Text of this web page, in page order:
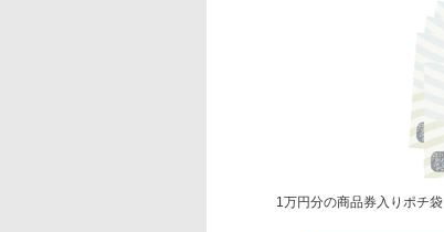
1万円分の商品券入りポチ袋